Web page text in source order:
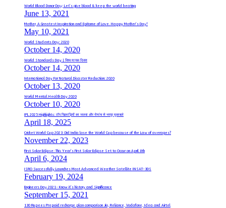
World Blood Donor Day; Let’s give blood & keep the world beating
June 13, 2021
Mother, A Greatest Inspiration and Epitome of Love. Happy Mother’s Day!
May 10, 2021
World Students Day: 2020
October 14, 2020
World Standards Day | विश्व मानक दिवस
October 14, 2020
International Day For Natural Disaster Reduction: 2020
October 13, 2020
World Mental Health Day 2020
October 10, 2020
IPL 2025 Highlights: टॉप खिलाड़ियों का जलवा और रोमांच से भरपूर मुकाबले
April 18, 2025
Cricket World Cup 2023: Did India lose the World Cup because of the Law of averages?
November 22, 2023
First Solar Eclipse: This Year’s First Solar Eclipse Set to Occur on April 8th
April 6, 2024
ISRO Successfully Launches Most Advanced Weather Satellite INSAT-3DS
February 19, 2024
Engineers Day 2021- Know it’s history and Significance
September 15, 2021
130 Rupees Prepaid recharge plan comparison Jio, Reliance, Vodafone, Idea and Airtel